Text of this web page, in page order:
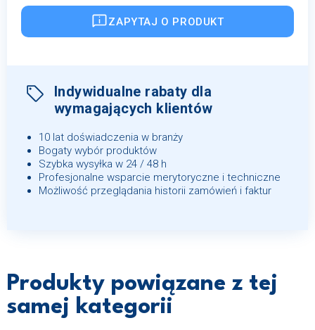
ZAPYTAJ O PRODUKT
Indywidualne rabaty dla
wymagających klientów
10 lat doświadczenia w branży
Bogaty wybór produktów
Szybka wysyłka w 24 / 48 h
Profesjonalne wsparcie merytoryczne i techniczne
Możliwość przeglądania historii zamówień i faktur
Produkty powiązane z tej
samej kategorii